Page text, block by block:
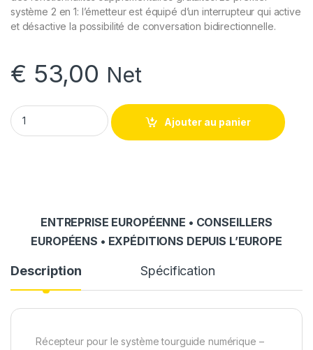
système 2 en 1: l’émetteur est équipé d’un interrupteur qui active
et désactive la possibilité de conversation bidirectionnelle.
€ 53,00 Net
Système de visite guidée - Récepteur Okayo WT-350D
Ajouter au panier
ENTREPRISE EUROPÉENNE • CONSEILLERS
EUROPÉENS • EXPÉDITIONS DEPUIS L’EUROPE
Description Spécification
Récepteur pour le système tourguide numérique –